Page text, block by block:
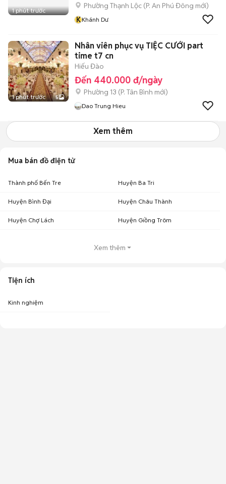
1 phút trước
Phường Thạnh Lộc (P. An Phú Đông mới)
KKhánh Dư
1 phút trước 5
Nhân viên phục vụ TIỆC CƯỚI part
time t7 cn
Hiếu Đào
Đến 440.000 đ/ngày
Phường 13 (P. Tân Bình mới)
Dao Trung Hieu
Xem thêm
Mua bán đồ điện tử
Thành phố Bến Tre Huyện Ba Tri
Huyện Bình Đại Huyện Châu Thành
Huyện Chợ Lách Huyện Giồng Trôm
Xem thêm
Tiện ích
Kinh nghiệm